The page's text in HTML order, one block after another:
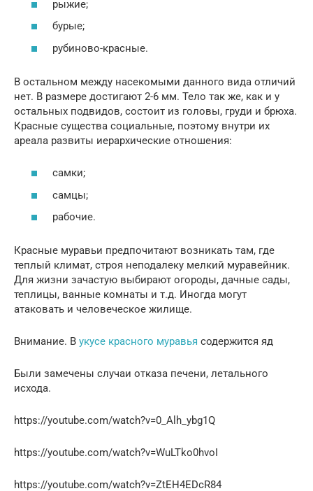
рыжие;
бурые;
рубиново-красные.
В остальном между насекомыми данного вида отличий
нет. В размере достигают 2-6 мм. Тело так же, как и у
остальных подвидов, состоит из головы, груди и брюха.
Красные существа социальные, поэтому внутри их
ареала развиты иерархические отношения:
самки;
самцы;
рабочие.
Красные муравьи предпочитают возникать там, где
теплый климат, строя неподалеку мелкий муравейник.
Для жизни зачастую выбирают огороды, дачные сады,
теплицы, ванные комнаты и т.д. Иногда могут
атаковать и человеческое жилище.
Внимание. В укусе красного муравья содержится яд
Были замечены случаи отказа печени, летального
исхода.
https://youtube.com/watch?v=0_Alh_ybg1Q
https://youtube.com/watch?v=WuLTko0hvoI
https://youtube.com/watch?v=ZtEH4EDcR84